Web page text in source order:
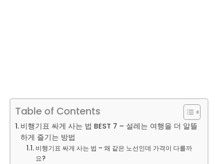
Table of Contents
비행기표 싸게 사는 법 BEST 7 – 설레는 여행을 더 알뜰
하게 즐기는 방법
비행기표 싸게 사는 법 – 왜 같은 노선인데 가격이 다를까
요?